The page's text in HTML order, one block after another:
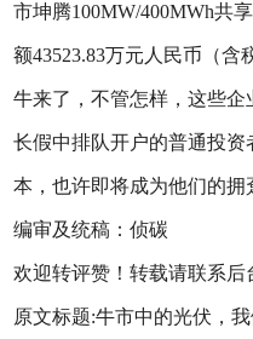
市坤腾100MW/400MWh共
额43523.83万元人民币（含
牛来了，不管怎样，这些
长假中排队开户的普通投
本，也许即将成为他们的拥
编审及统稿：侦碳
欢迎转评赞！转载请联系后
原文标题:牛市中的光伏，